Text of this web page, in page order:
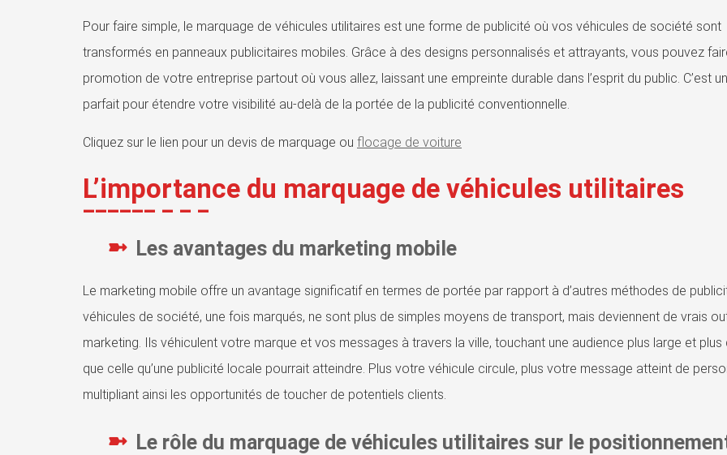
Pour faire simple, le marquage de véhicules utilitaires est une forme de publicité où vos véhicules de société sont
transformés en panneaux publicitaires mobiles. Grâce à des designs personnalisés et attrayants, vous pouvez
promotion de votre entreprise partout où vous allez, laissant une empreinte durable dans l’esprit du public. C’est
parfait pour étendre votre visibilité au-delà de la portée de la publicité conventionnelle.
Cliquez sur le lien pour un devis de marquage ou flocage de voiture
L’importance du marquage de véhicules utilitaires
Les avantages du marketing mobile
Le marketing mobile offre un avantage significatif en termes de portée par rapport à d’autres méthodes de
véhicules de société, une fois marqués, ne sont plus de simples moyens de transport, mais deviennent de vrais
marketing. Ils véhiculent votre marque et vos messages à travers la ville, touchant une audience plus large et plus
que celle qu’une publicité locale pourrait atteindre. Plus votre véhicule circule, plus votre message atteint de
multipliant ainsi les opportunités de toucher de potentiels clients.
Le rôle du marquage de véhicules utilitaires sur le